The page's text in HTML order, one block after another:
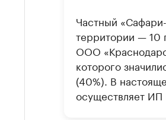
Частный
территории — 10
ООО
которого
(40%). В
осуществляет ИП